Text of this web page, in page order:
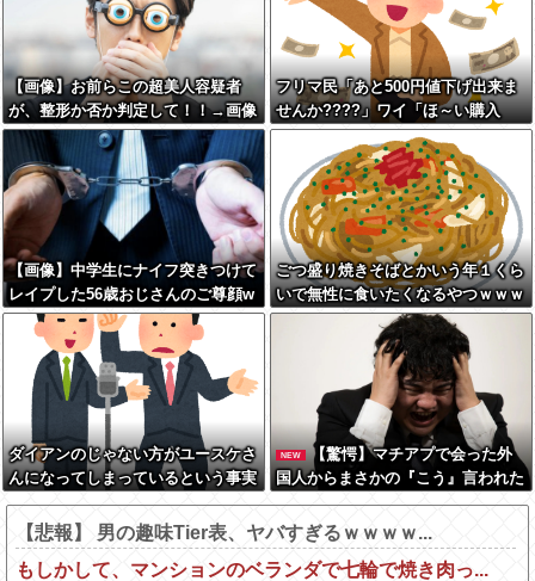
【画像】お前らこの超美人容疑者
が、整形か否か判定して！！→画像
がこちらw w w w w w w w w w
フリマ民「あと500円値下げ出来ま
せんか????」ワイ「ほ～い購入
ｗ」
【画像】中学生にナイフ突きつけて
レイプした56歳おじさんのご尊顔w
wwwww
ごつ盛り焼きそばとかいう年１くら
いで無性に食いたくなるやつｗｗｗ
ｗｗｗｗｗ
ダイアンのじゃない方がユースケさ
んになってしまっているという事実
←これ
NEW
【驚愕】マチアプで会った外
国人からまさかの『こう』言われた
んやがこれワイ詰み
か？？？？？？？
【悲報】 男の趣味Tier表、ヤバすぎるｗｗｗｗ...
もしかして、マンションのベランダで七輪で焼き肉っ...